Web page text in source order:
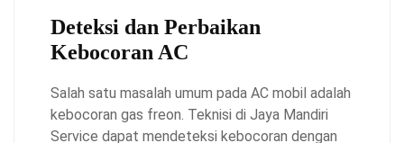
Deteksi dan Perbaikan
Kebocoran AC
Salah satu masalah umum pada AC mobil adalah
kebocoran gas freon. Teknisi di Jaya Mandiri
Service dapat mendeteksi kebocoran dengan